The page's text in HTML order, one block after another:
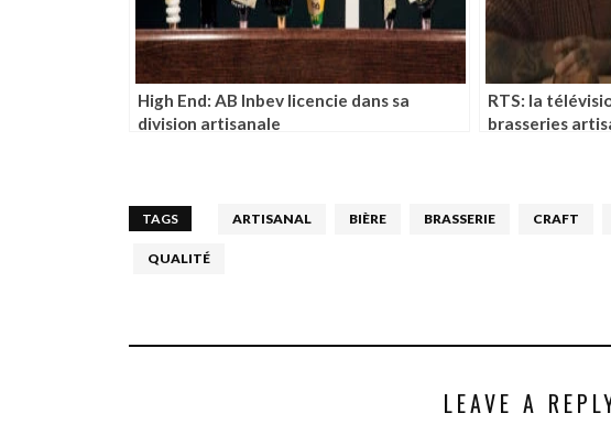
High End: AB Inbev licencie dans sa
division artisanale
RTS: la
brasseries
TAGS ARTISANAL BIÈRE BRASSERIE CRAFT
QUALITÉ
LEAVE A